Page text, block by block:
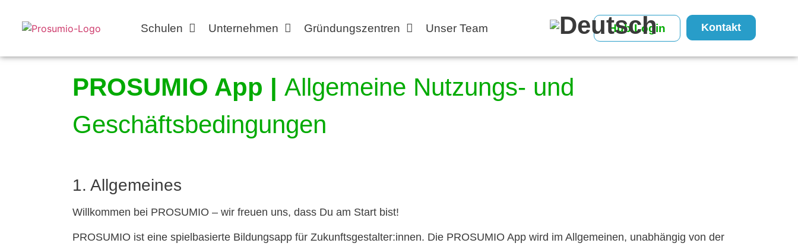
Schulen Unternehmen Gründungszentren Unser Team Hub Login Kontakt
PROSUMIO App | Allgemeine Nutzungs- und
Geschäftsbedingungen
1. Allgemeines
Willkommen bei PROSUMIO – wir freuen uns, dass Du am Start bist!
PROSUMIO ist eine spielbasierte Bildungsapp für Zukunftsgestalter:innen. Die PROSUMIO App wird im Allgemeinen, unabhängig von der